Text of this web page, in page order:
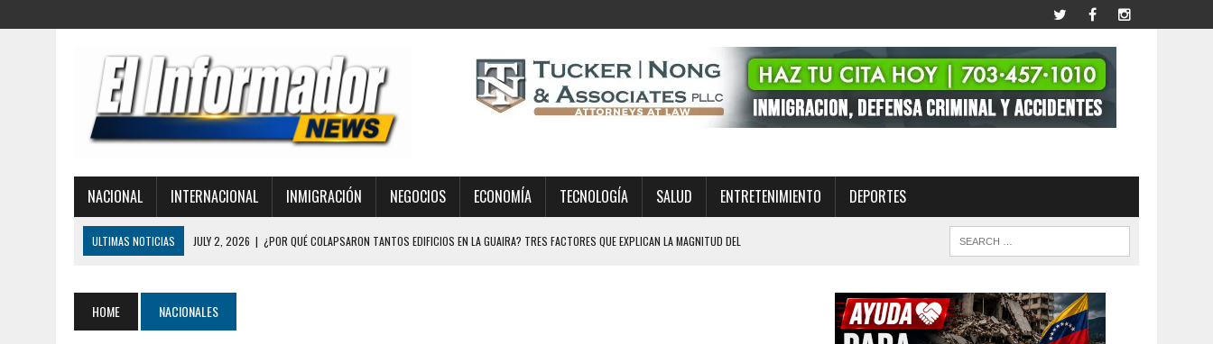
NACIONAL INTERNACIONAL INMIGRACIÓN NEGOCIOS ECONOMÍA TECNOLOGÍA SALUD ENTRETENIMIENTO DEPORTES
ULTIMAS NOTICIAS JULY 2, 2026 | ¿POR QUÉ COLAPSARON TANTOS EDIFICIOS EN LA GUAIRA? TRES FACTORES QUE EXPLICAN LA MAGNITUD DEL
MIGRATORIOS
HOME NACIONALES